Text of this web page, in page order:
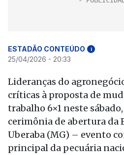
ESTADÃO CONTEÚDO i
25/04/2026 - 20:33
Lideranças do
críticas à proposta de
trabalho 6×1 neste
cerimônia de abertura da
Uberaba (MG) – evento
principal da pecuária